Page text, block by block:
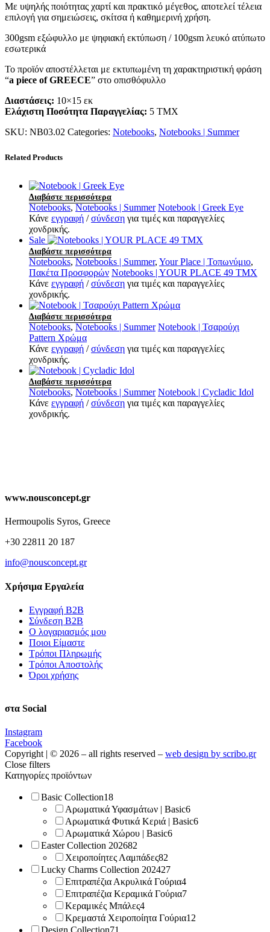
Με υψηλής ποιότητας χαρτί και πρακτικό μέγεθος, αποτελεί τέλεια
επιλογή για σημειώσεις, σκίτσα ή καθημερινή χρήση.
300gsm εξώφυλλο με ψηφιακή εκτύπωση / 100gsm λευκό ατύπωτο
εσωτερικά
Το προϊόν αποστέλλεται με εκτυπωμένη τη χαρακτηριστική φράση
“a piece of GREECE” στο οπισθόφυλλο
Διαστάσεις: 10×15 εκ
Ελάχιστη Ποσότητα Παραγγελίας: 5 ΤΜΧ
SKU: NB03.02 Categories: Notebooks, Notebooks | Summer
Related Products
Διαβάστε περισσότερα
Notebooks, Notebooks | Summer Notebook | Greek Eye
Κάνε εγγραφή /σύνδεση για τιμές και παραγγελίες
χονδρικής.
Sale
Διαβάστε περισσότερα
Notebooks, Notebooks | Summer, Your Place | Τοπωνύμιο,
Πακέτα Προσφορών Notebooks | YOUR PLACE 49 ΤΜΧ
Κάνε εγγραφή /σύνδεση για τιμές και παραγγελίες
χονδρικής.
Διαβάστε περισσότερα
Notebooks, Notebooks | Summer Notebook | Τσαρούχι
Pattern Χρώμα
Κάνε εγγραφή /σύνδεση για τιμές και παραγγελίες
χονδρικής.
Διαβάστε περισσότερα
Notebooks, Notebooks | Summer Notebook | Cycladic Idol
Κάνε εγγραφή /σύνδεση για τιμές και παραγγελίες
χονδρικής.
www.nousconcept.gr
Hermoupolis Syros, Greece
+30 22811 20 187
info@nousconcept.gr
Χρήσιμα Εργαλεία
Εγγραφή Β2Β
Σύνδεση Β2Β
Ο λογαριασμός μου
Ποιοι Είμαστε
Τρόποι Πληρωμής
Τρόποι Αποστολής
Όροι χρήσης
στα Social
Instagram
Facebook
Copyright | © 2026 – all rights reserved – web design by scribo.gr
Close filters
Κατηγορίες προϊόντων
Basic Collection18
Αρωματικά Υφασμάτων | Basic6
Αρωματικά Φυτικά Κεριά | Basic6
Αρωματικά Χώρου | Basic6
Easter Collection 202682
Χειροποίητες Λαμπάδες82
Lucky Charms Collection 202427
Επιτραπέζια Ακρυλικά Γούρια4
Επιτραπέζια Κεραμικά Γούρια7
Κεραμικές Μπάλες4
Κρεμαστά Χειροποίητα Γούρια12